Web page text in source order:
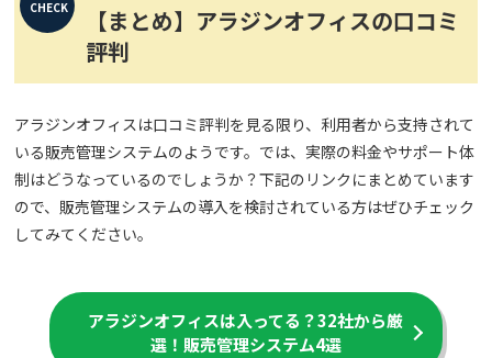
【まとめ】アラジンオフィスの口コミ
評判
アラジンオフィスは口コミ評判を見る限り、利用者から支持されて
いる販売管理システムのようです。では、実際の料金やサポート体
制はどうなっているのでしょうか？下記のリンクにまとめています
ので、販売管理システムの導入を検討されている方はぜひチェック
してみてください。
アラジンオフィスは入ってる？32社から厳
選！販売管理システム4選